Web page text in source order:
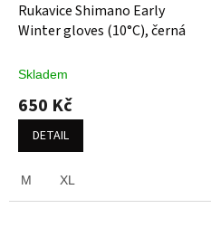
Rukavice Shimano Early
Winter gloves (10°C), černá
Skladem
650 Kč
DETAIL
M XL